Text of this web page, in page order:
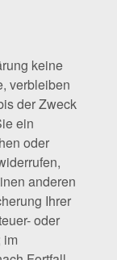
keine
verbleiben
der Zweck
ein
oder
anderen
Ihrer
oder
im